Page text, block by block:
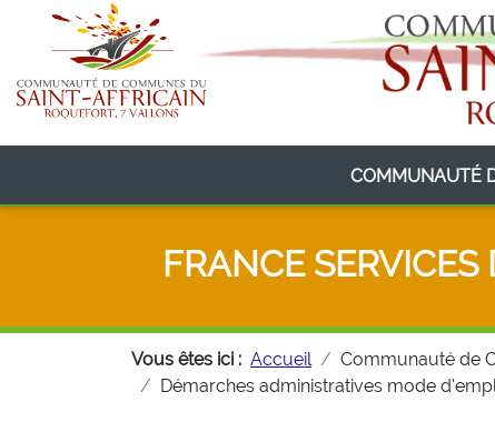
COMMUNAUTÉ
FRANCE
Vous êtes ici : Accueil Communauté de
Démarches administratives mode